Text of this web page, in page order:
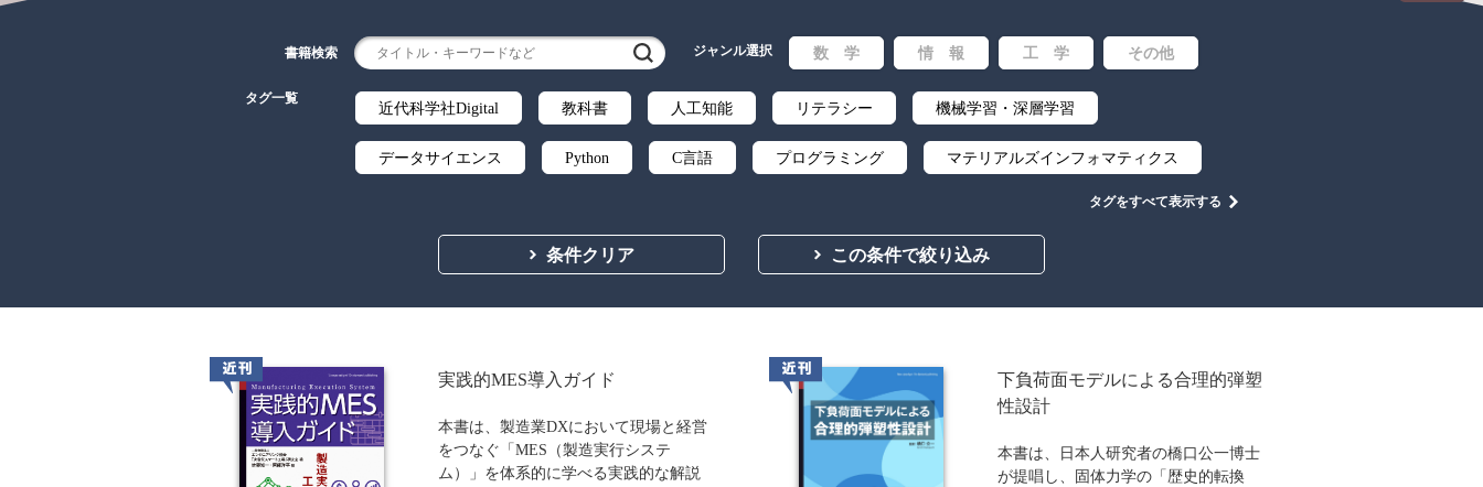
書籍検索 検索
ジャンル選択 数 学 情 報 工 学 その他
タグ一覧
近代科学社Digital 教科書 人工知能 リテラシー 機械学習・深層学習
データサイエンス Python C言語 プログラミング マテリアルズインフォマティクス
幾何学
応用数学 群論・環論 情報処理
アルゴリズム 自然言語処理 オペレーションズ・リサーチ 機械工学 計算科学
ネットワーク科学
要求仕様 工学デザイン
流通・物流 食品 シミュレーション 都市計画・建築・土木
タグをすべて表示する
条件クリア この条件で絞り込み
近刊
実践的MES導入ガイド
本書は、製造業DXにおいて現場と経営
をつなぐ「MES（製造実行システ
ム）」を体系的に学べる実践的な解説
近刊
下負荷面モデルによる合理的弾塑
性設計
本書は、日本人研究者の橋口公一博士
が提唱し、固体力学の「歴史的転換